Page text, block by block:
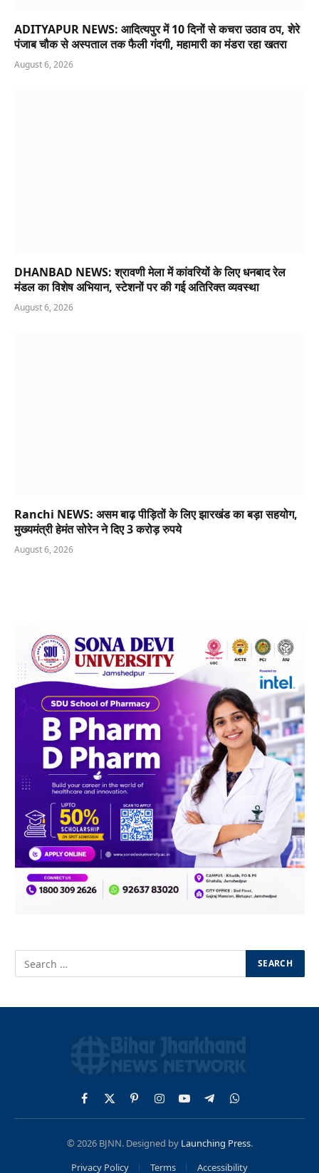
ADITYAPUR NEWS: आदित्यपुर में 10 दिनों से कचरा उठाव ठप, शेरे
पंजाब चौक से अस्पताल तक फैली गंदगी, महामारी का मंडरा रहा खतरा
August 6, 2026
DHANBAD NEWS: श्रावणी मेला में कांवरियों के लिए धनबाद रेल
मंडल का विशेष अभियान, स्टेशनों पर की गई अतिरिक्त व्यवस्था
August 6, 2026
Ranchi NEWS: असम बाढ़ पीड़ितों के लिए झारखंड का बड़ा सहयोग,
मुख्यमंत्री हेमंत सोरेन ने दिए 3 करोड़ रुपये
August 6, 2026
Facebook
X
(Twitter)
PinterestInstagram
YouTubeTelegramWhatsApp
© 2026 BJNN. Designed by Launching Press.
Privacy Policy
Terms Accessibility